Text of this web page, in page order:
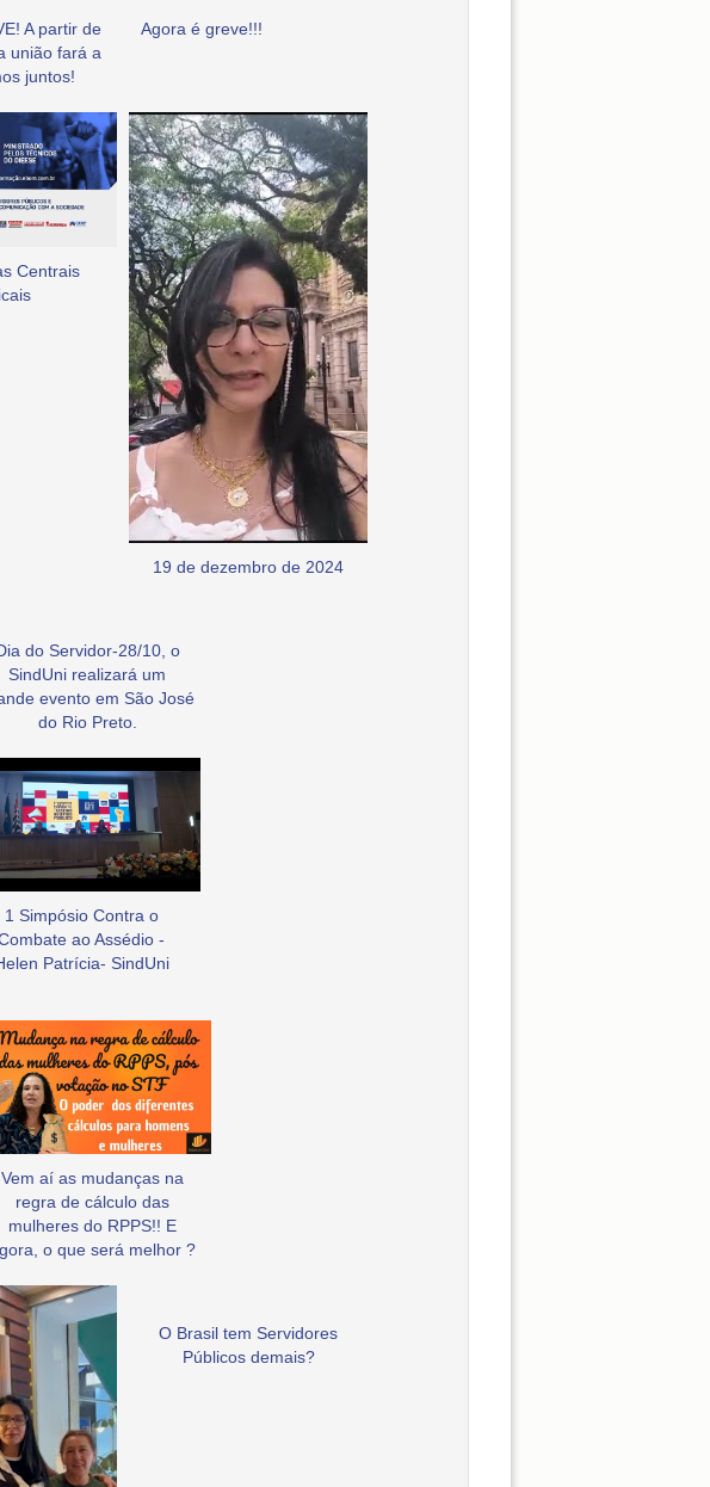
A partir de
união fará a
juntos!
Agora é greve!!!
Centrais
19 de dezembro de 2024
do Servidor-28/10, o
SindUni realizará um
evento em São José
do Rio Preto.
1 Simpósio Contra o
ao Assédio -
Patrícia- SindUni
Vem aí as mudanças na
regra de cálculo das
mulheres do RPPS!! E
o que será melhor ?
O Brasil tem Servidores
Públicos demais?